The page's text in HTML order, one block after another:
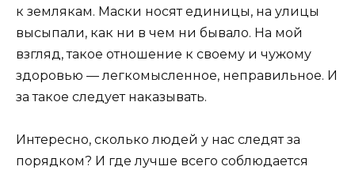
к землякам. Маски носят единицы, на улицы
высыпали, как ни в чем ни бывало. На мой
взгляд, такое отношение к своему и чужому
здоровью — легкомысленное, неправильное. И
за такое следует наказывать.
Интересно, сколько людей у нас следят за
порядком? И где лучше всего соблюдается